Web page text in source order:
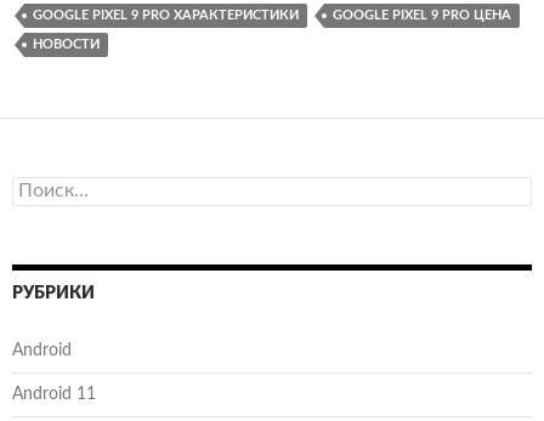
GOOGLE PIXEL 9 PRO ХАРАКТЕРИСТИКИ GOOGLE PIXEL 9 PRO ЦЕНА
НОВОСТИ
Найти:
РУБРИКИ
Android
Android 11